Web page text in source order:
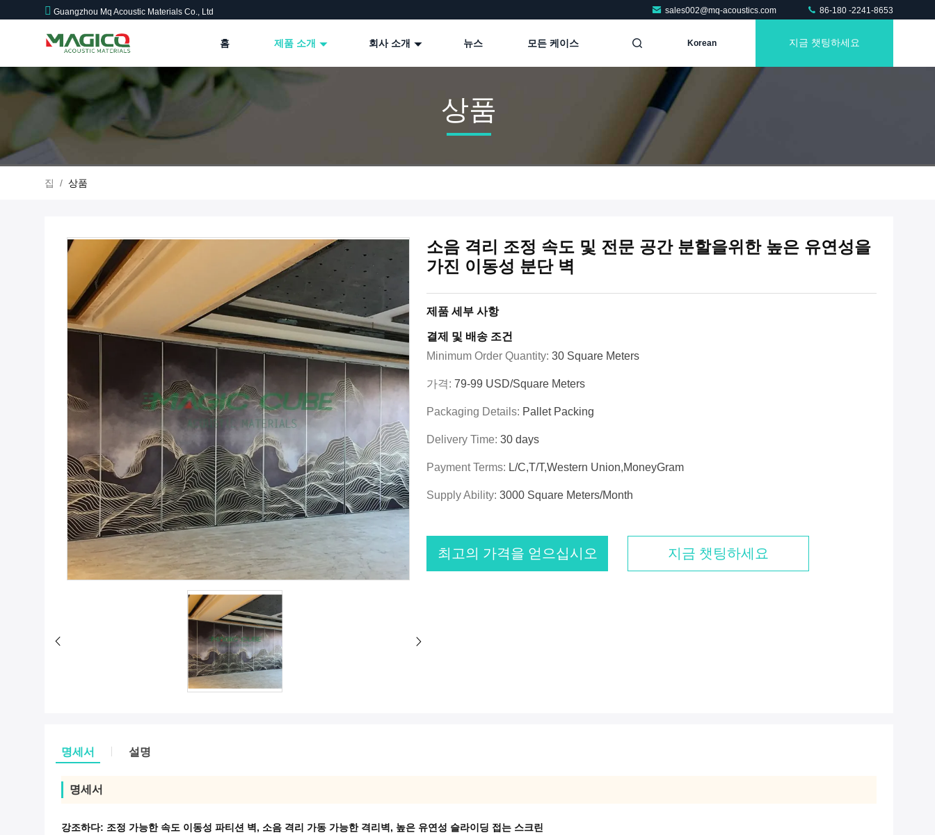
Guangzhou Mq Acoustic Materials Co., Ltd sales002@mq-acoustics.com 86-180 -2241-8653
홈 제품 소개 회사 소개 뉴스 모든 케이스 Korean 지금 챗팅하세요
상품
집 / 상품
소음 격리 조정 속도 및 전문 공간 분할을위한 높은 유연성을
가진 이동성 분단 벽
제품 세부 사항
결제 및 배송 조건
Minimum Order Quantity: 30 Square Meters
가격: 79-99 USD/Square Meters
Packaging Details: Pallet Packing
Delivery Time: 30 days
Payment Terms: L/C,T/T,Western Union,MoneyGram
Supply Ability: 3000 Square Meters/Month
최고의 가격을 얻으십시오 지금 챗팅하세요
명세서 설명
명세서
강조하다: 조정 가능한 속도 이동성 파티션 벽, 소음 격리 가동 가능한 격리벽, 높은 유연성 슬라이딩 접는 스크린